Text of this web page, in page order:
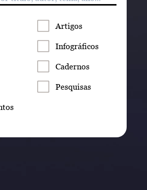
Artigos
Infográficos
Cadernos
Pesquisas